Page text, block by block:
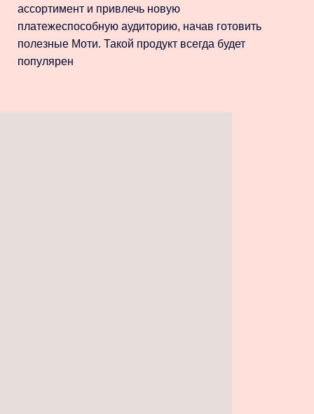
ассортимент и привлечь новую
платежеспособную аудиторию, начав готовить
полезные Моти. Такой продукт всегда будет
популярен